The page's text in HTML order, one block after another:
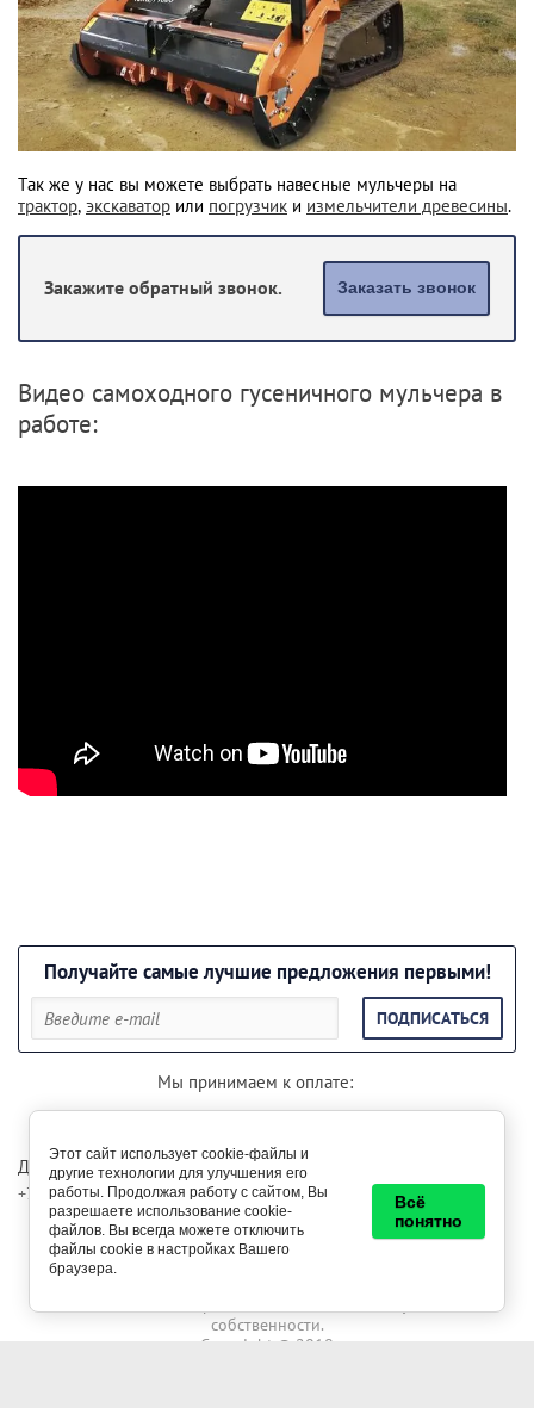
Так же у нас вы можете выбрать навесные мульчеры на
трактор, экскаватор или погрузчик и измельчители древесины.
Закажите обратный звонок. Заказать звонок
Видео самоходного гусеничного мульчера в
работе:
Получайте самые лучшие предложения первыми!
ПОДПИСАТЬСЯ
Мы принимаем к оплате:
Для консультации звоните по телефонам:
+7 (985) 29-999-85 +7 (999) 29-500-69
Вся информация на сайте опубликована только в
ознакомительных целях и никогда и ни при каких условиях не
собственности.
Copyright © 2018
Этот сайт использует cookie-файлы и
другие технологии для улучшения его
работы. Продолжая работу с сайтом, Вы
разрешаете использование cookie-
файлов. Вы всегда можете отключить
файлы cookie в настройках Вашего
браузера.
Всё
понятно